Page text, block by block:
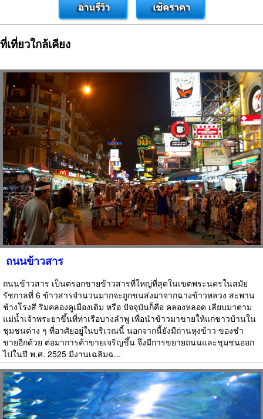
ที่เที่ยวใกล้เคียง
ถนนข้าวสาร
ถนนข้าวสาร เป็นตรอกขายข้าวสารที่ใหญ่ที่สุดในเขตพระนครในสมัย
รัชกาลที่ 6 ข้าวสารจำนวนมากจะถูกขนส่งมาจากฉางข้าวหลวง สะพาน
ช้างโรงสี ริมคลองคูเมืองเดิม หรือ ปัจจุบันก็คือ คลองหลอด เลียบมาตาม
แม่น้ำเจ้าพระยาขึ้นที่ท่าเรือบางลำพู เพื่อนำข้าวมาขายให้แก่ชาวบ้านใน
ชุมชนต่าง ๆ ที่อาศัยอยู่ในบริเวณนี้ นอกจากนี้ยังมีถ่านหุงข้าว ของชำ
ขายอีกด้วย ต่อมาการค้าขายเจริญขึ้น จึงมีการขยายถนนและชุมชนออก
ไปในปี พ.ศ. 2525 มีงานเฉลิมฉ...